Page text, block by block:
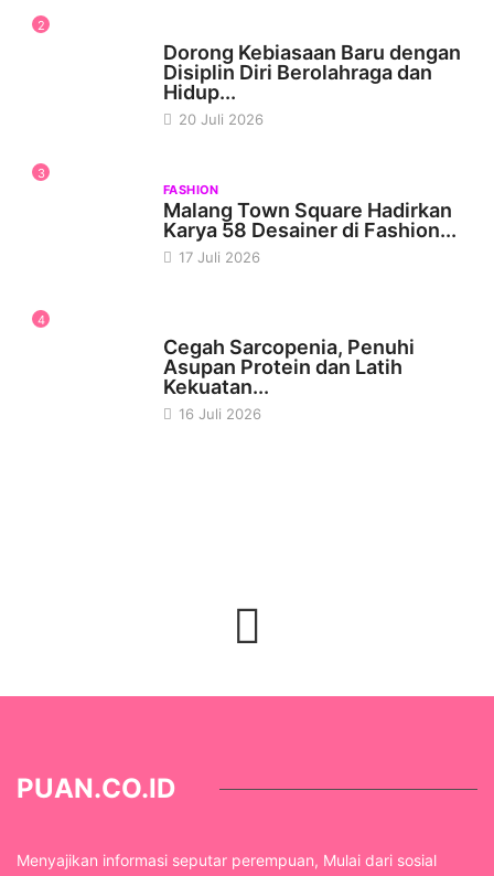
2
Dorong Kebiasaan Baru dengan
Disiplin Diri Berolahraga dan
Hidup...
20 Juli 2026
3
FASHION
Malang Town Square Hadirkan
Karya 58 Desainer di Fashion...
17 Juli 2026
4
Cegah Sarcopenia, Penuhi
Asupan Protein dan Latih
Kekuatan...
16 Juli 2026
PUAN.CO.ID
Menyajikan informasi seputar perempuan, Mulai dari sosial